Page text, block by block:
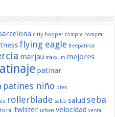
citty hopper compra comprar
flying eagle freepatinar
marjau maxxum mejores
patinar
patines niño pies
rollerblade salto salud seba
twister urban velocidad venta